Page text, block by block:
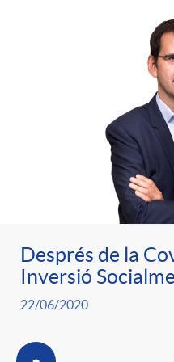
n
s
e
s
n
t
i
Després de la
Inversió
22/06/2020